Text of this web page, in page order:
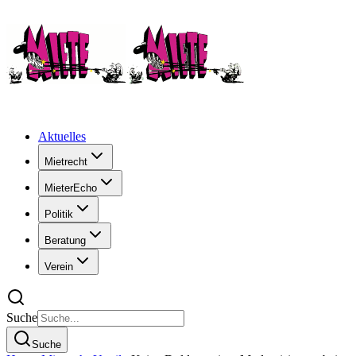
Aktuelles
Mietrecht
MieterEcho
Politik
Beratung
Verein
Suche
Suche